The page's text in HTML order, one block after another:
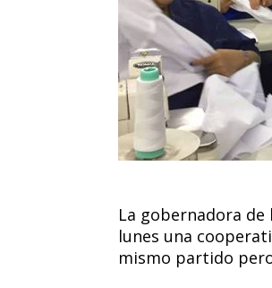
La gobernadora de
lunes una
mismo partido